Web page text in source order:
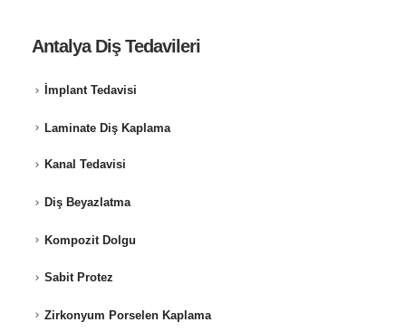
Antalya Diş Tedavileri
İmplant Tedavisi
Laminate Diş Kaplama
Kanal Tedavisi
Diş Beyazlatma
Kompozit Dolgu
Sabit Protez
Zirkonyum Porselen Kaplama